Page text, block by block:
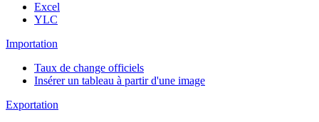
Excel
YLC
Importation
Taux de change officiels
Insérer un tableau à partir d'une image
Exportation